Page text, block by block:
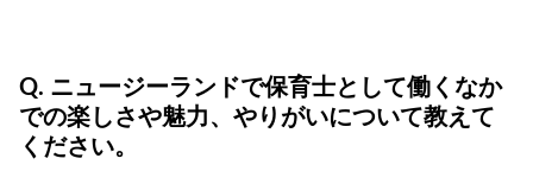
Q. ニュージーランドで保育士として働くなか
での楽しさや魅力、やりがいについて教えて
ください。